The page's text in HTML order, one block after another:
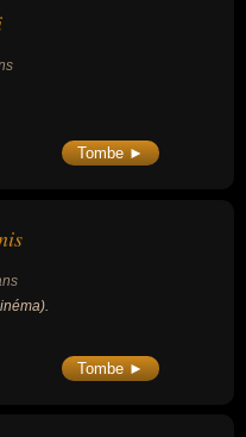
Tombe ►
Tombe ►